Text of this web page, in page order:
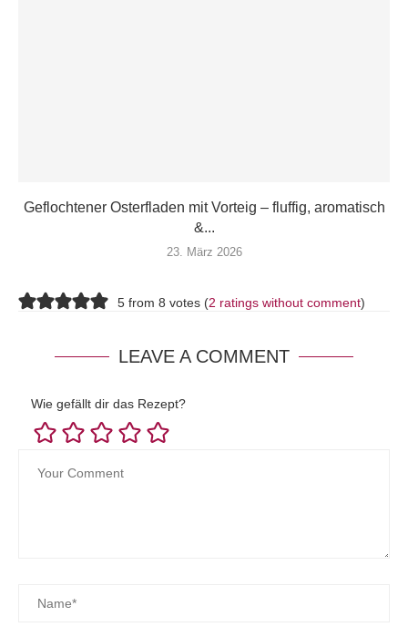
Geflochtener Osterfladen mit Vorteig – fluffig, aromatisch
&...
23. März 2026
5 from 8 votes (2 ratings without comment)
LEAVE A COMMENT
Wie gefällt dir das Rezept?